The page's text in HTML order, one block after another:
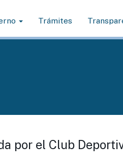
Trámites
por el Club